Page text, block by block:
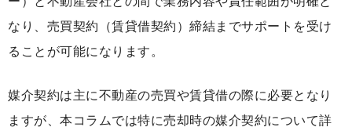
なり、売買契約（賃貸借契約）締結までサポートを受け
ることが可能になります。
媒介契約は主に不動産の売買や賃貸借の際に必要となり
ますが、本コラムでは特に売却時の媒介契約について詳